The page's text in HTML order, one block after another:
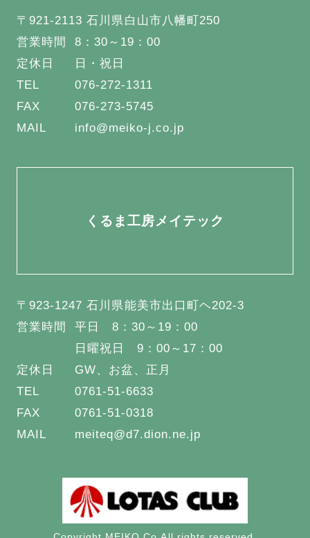
〒921-2113 石川県白山市八幡町250
営業時間
8：30～19：00
定休日
日・祝日
TEL
076-272-1311
FAX
076-273-5745
MAIL
info@meiko-j.co.jp
くるま工房メイテック
〒923-1247 石川県能美市出口町ヘ202-3
営業時間
平日 8：30～19：00
日曜祝日 9：00～17：00
定休日
GW、お盆、正月
TEL
0761-51-6633
FAX
0761-51-0318
MAIL
meiteq@d7.dion.ne.jp